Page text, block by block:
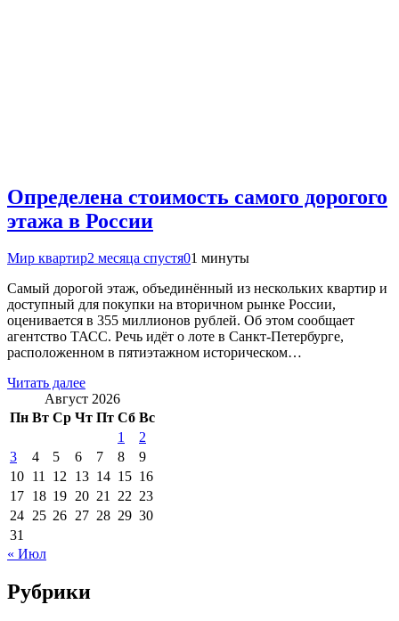
Определена стоимость самого дорогого
этажа в России
Мир квартир2 месяца спустя01 минуты
Самый дорогой этаж, объединённый из нескольких квартир и
доступный для покупки на вторичном рынке России,
оценивается в 355 миллионов рублей. Об этом сообщает
агентство ТАСС. Речь идёт о лоте в Санкт-Петербурге,
расположенном в пятиэтажном историческом…
Читать далее
Август 2026
Пн Вт Ср Чт Пт Сб Вс
1
2
3
4 5 6 7 8
9
10 11 12 13 14 15 16
17 18 19 20 21 22 23
24 25 26 27 28 29 30
31
« Июл
Рубрики